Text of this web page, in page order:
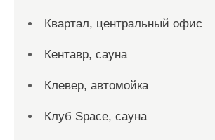
Квартал, центральный офис
Кентавр, сауна
Клевер, автомойка
Клуб Space, сауна